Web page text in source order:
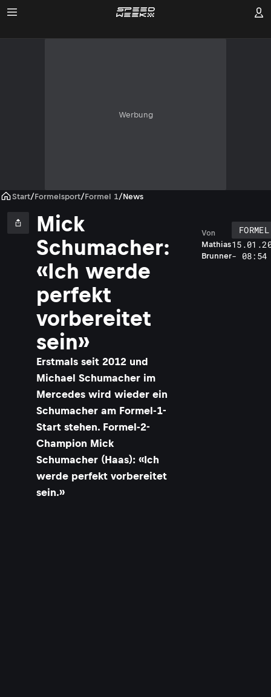
Werbung
Start/Formelsport/Formel 1/News
Mick
Schumacher:
«Ich werde
perfekt
vorbereitet
sein»
​Erstmals seit 2012 und
Michael Schumacher im
Mercedes wird wieder ein
Schumacher am Formel-1-
Start stehen. Formel-2-
Champion Mick
Schumacher (Haas): «Ich
werde perfekt vorbereitet
sein.»
Mathias
Brunner
Von
- 08:54